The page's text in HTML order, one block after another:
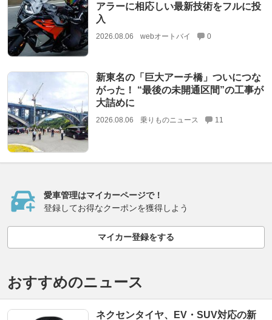
アラーに相応しい最新技術をフルに投
入
2026.08.06 webオートバイ 0
新東名の「巨大アーチ橋」ついにつな
がった！ “最後の未開通区間”の工事が
大詰めに
2026.08.06 乗りものニュース 11
愛車管理はマイカーページで！
登録してお得なクーポンを獲得しよう
マイカー登録をする
おすすめのニュース
ネクセンタイヤ、EV・SUV対応の新